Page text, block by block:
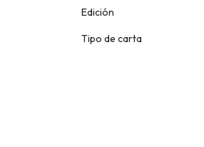
Edición
Tipo de carta